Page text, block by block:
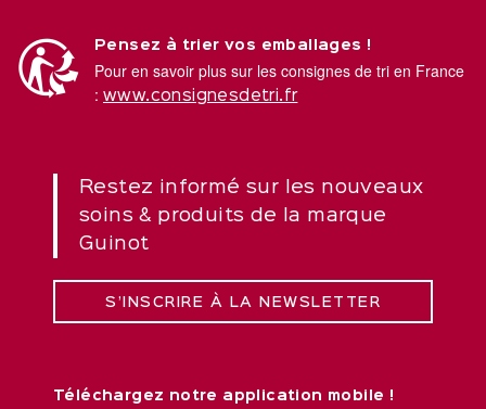
Pensez à trier vos emballages !
Pour en savoir plus sur les consignes de tri en France
: www.consignesdetri.fr
Restez informé sur les nouveaux
soins & produits de la marque
Guinot
S’INSCRIRE À LA NEWSLETTER
Téléchargez notre application mobile !